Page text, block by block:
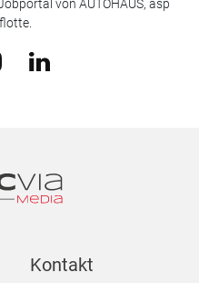
von AUTOHAUS, asp
Kontakt